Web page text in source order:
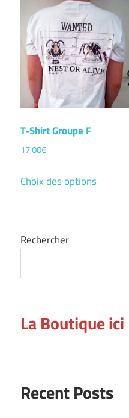
T-Shirt Groupe F
17,00€
Choix des optionsproduit
options
choisies
du
Rechercher
La Boutique ici
Recent Posts